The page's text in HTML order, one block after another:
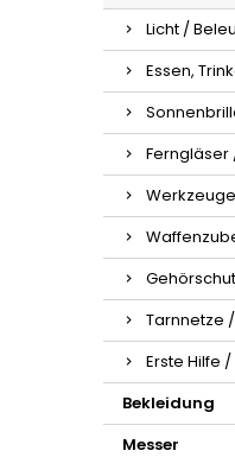
Licht /
Essen,
Ferngläser
Werkzeuge
Tarnnetze
Erste Hilfe
Bekleidung
Messer